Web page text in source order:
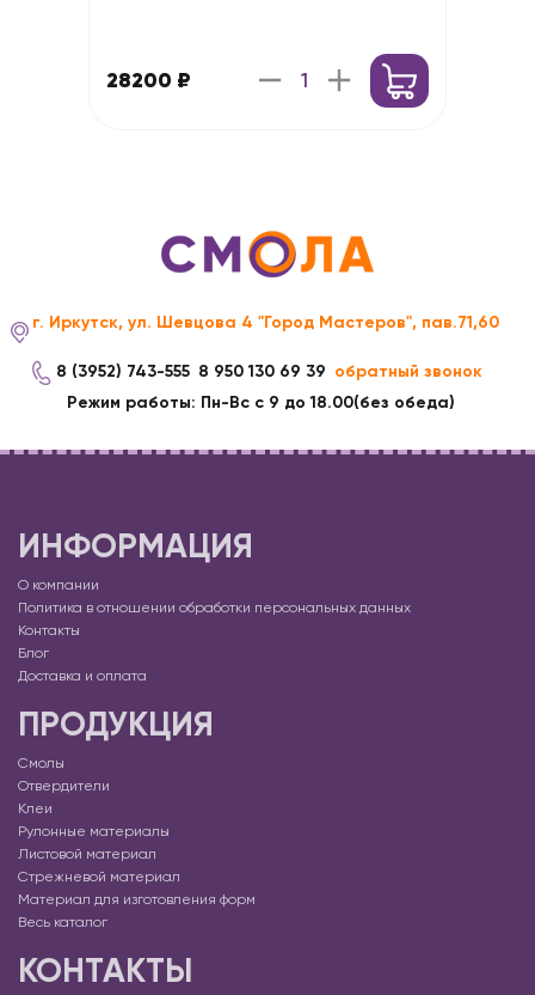
28200 ₽
г. Иркутск, ул. Шевцова 4 "Город Мастеров", пав.71,60
8 (3952) 743-555 8 950 130 69 39 обратный звонок
Режим работы: Пн-Вс с 9 до 18.00(без обеда)
ИНФОРМАЦИЯ
О компании
Политика в отношении обработки персональных данных
Контакты
Блог
Доставка и оплата
ПРОДУКЦИЯ
Смолы
Отвердители
Клеи
Рулонные материалы
Листовой материал
Стрежневой материал
Материал для изготовления форм
Весь каталог
КОНТАКТЫ